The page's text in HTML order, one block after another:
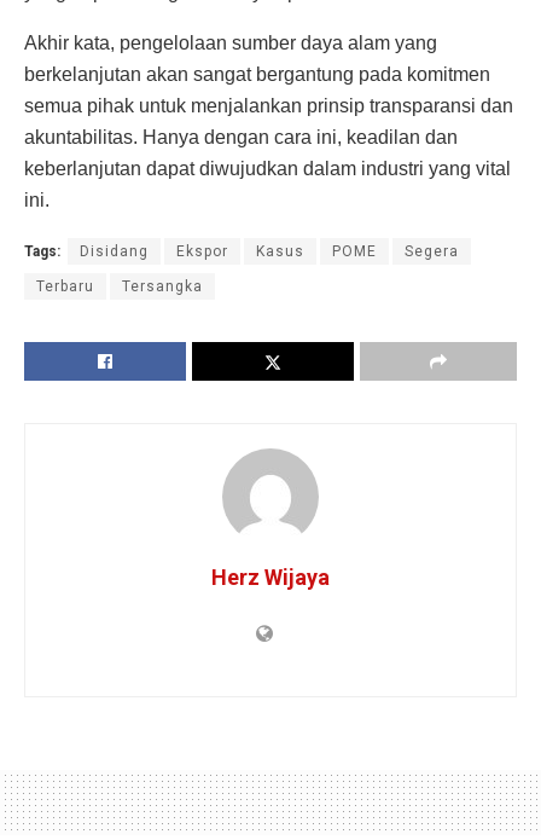
Akhir kata, pengelolaan sumber daya alam yang
berkelanjutan akan sangat bergantung pada komitmen
semua pihak untuk menjalankan prinsip transparansi dan
akuntabilitas. Hanya dengan cara ini, keadilan dan
keberlanjutan dapat diwujudkan dalam industri yang vital
ini.
Tags: Disidang Ekspor Kasus POME Segera
Terbaru Tersangka
Herz Wijaya